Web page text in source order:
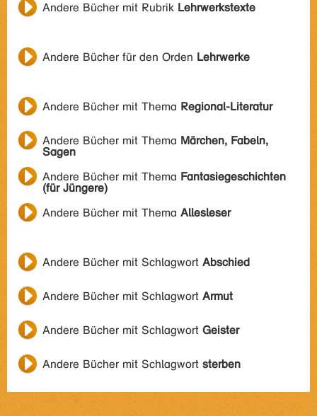
Andere Bücher mit Rubrik Lehrwerkstexte
Andere Bücher für den Orden Lehrwerke
Andere Bücher mit Thema Regional-Literatur
Andere Bücher mit Thema Märchen, Fabeln,
Sagen
Andere Bücher mit Thema Fantasiegeschichten
(für Jüngere)
Andere Bücher mit Thema Allesleser
Andere Bücher mit Schlagwort Abschied
Andere Bücher mit Schlagwort Armut
Andere Bücher mit Schlagwort Geister
Andere Bücher mit Schlagwort sterben